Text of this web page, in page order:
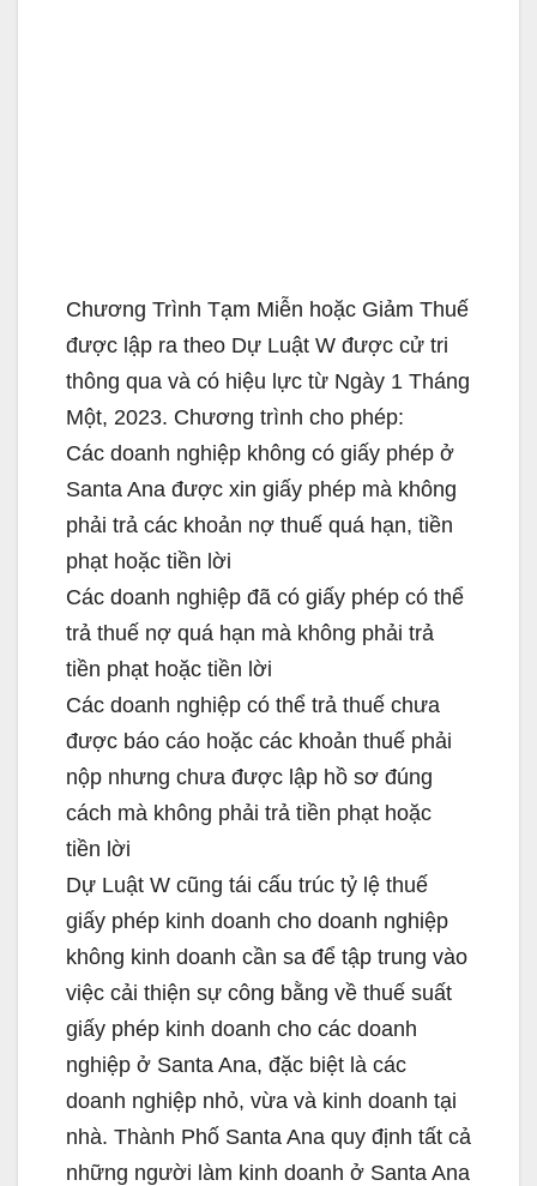
Chương Trình Tạm Miễn hoặc Giảm Thuế
được lập ra theo Dự Luật W được cử tri
thông qua và có hiệu lực từ Ngày 1 Tháng
Một, 2023. Chương trình cho phép:
Các doanh nghiệp không có giấy phép ở
Santa Ana được xin giấy phép mà không
phải trả các khoản nợ thuế quá hạn, tiền
phạt hoặc tiền lời
Các doanh nghiệp đã có giấy phép có thể
trả thuế nợ quá hạn mà không phải trả
tiền phạt hoặc tiền lời
Các doanh nghiệp có thể trả thuế chưa
được báo cáo hoặc các khoản thuế phải
nộp nhưng chưa được lập hồ sơ đúng
cách mà không phải trả tiền phạt hoặc
tiền lời
Dự Luật W cũng tái cấu trúc tỷ lệ thuế
giấy phép kinh doanh cho doanh nghiệp
không kinh doanh cần sa để tập trung vào
việc cải thiện sự công bằng về thuế suất
giấy phép kinh doanh cho các doanh
nghiệp ở Santa Ana, đặc biệt là các
doanh nghiệp nhỏ, vừa và kinh doanh tại
nhà. Thành Phố Santa Ana quy định tất cả
những người làm kinh doanh ở Santa Ana